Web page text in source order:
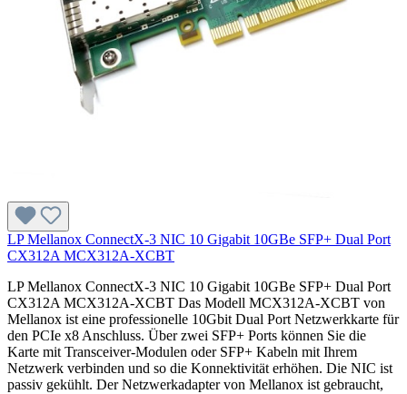
LP Mellanox ConnectX-3 NIC 10 Gigabit 10GBe SFP+ Dual Port
CX312A MCX312A-XCBT
LP Mellanox ConnectX-3 NIC 10 Gigabit 10GBe SFP+ Dual Port
CX312A MCX312A-XCBT Das Modell MCX312A-XCBT von
Mellanox ist eine professionelle 10Gbit Dual Port Netzwerkkarte für
den PCIe x8 Anschluss. Über zwei SFP+ Ports können Sie die
Karte mit Transceiver-Modulen oder SFP+ Kabeln mit Ihrem
Netzwerk verbinden und so die Konnektivität erhöhen. Die NIC ist
passiv gekühlt. Der Netzwerkadapter von Mellanox ist gebraucht,